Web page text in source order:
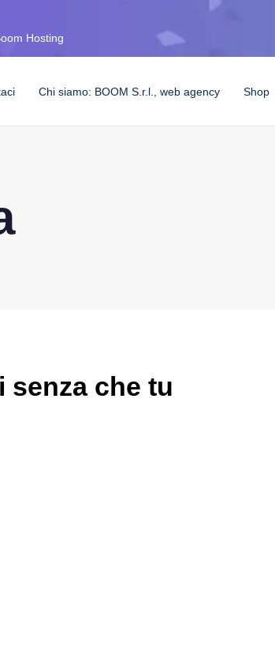
Hosting
Chi siamo: BOOM S.r.l., web agency Shop
senza che tu